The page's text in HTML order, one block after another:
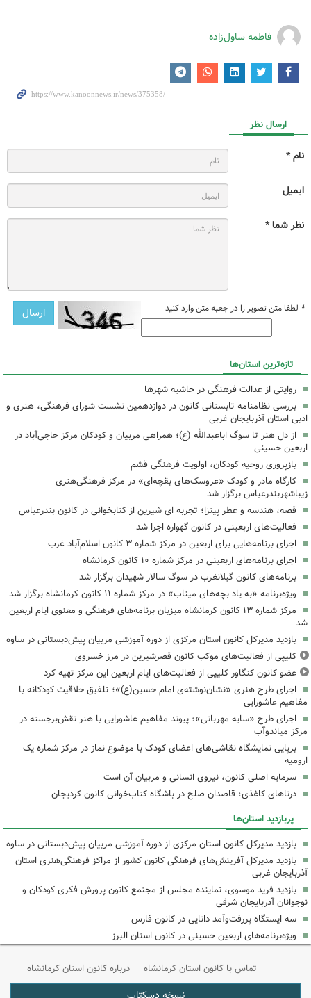
فاطمه ساول‌زاده
ارسال نظر
نام *
ایمیل
نظر شما *
* لطفا متن تصویر را در جعبه متن وارد کنید
تازه‌ترین استان‌ها
روایتی از عدالت فرهنگی در حاشیه شهرها
بررسی نظامنامه تابستانی کانون در دوازدهمین نشست شورای فرهنگی، هنری و
ادبی استان آذربایجان غربی
از دل هنر تا سوگ اباعبدالله (ع)؛ همراهی مربیان و کودکان مرکز حاجی‌آباد در
اربعین حسینی
بازپروری روحیه کودکان، اولویت فرهنگی قشم
کارگاه مادر و کودک «عروسک‌های بقچه‌ای» در مرکز فرهنگی‌هنری
زیباشهربندرعباس برگزار شد
قصه، هندسه و عطر پیتزا؛ تجربه ای شیرین از کتابخوانی در کانون بندرعباس
فعالیت‌های اربعینی در کانون گهواره اجرا شد
اجرای برنامه‌هایی برای اربعین در مرکز شماره ۳ کانون اسلام‌آباد غرب
اجرای برنامه‌های اربعینی در مرکز شماره ۱۰ کانون کرمانشاه
برنامه‌های کانون گیلانغرب در سوگ سالار شهیدان برگزار شد
ویژه‌برنامه «به یاد بچه‌های میناب» در مرکز شماره ۱۱ کانون کرمانشاه برگزار شد
مرکز شماره ۱۳ کانون کرمانشاه میزبان برنامه‌های فرهنگی و معنوی ایام اربعین
شد
بازدید مدیرکل کانون استان مرکزی از دوره آموزشی مربیان پیش‌دبستانی در ساوه
کلیپی از فعالیت‌های موکب کانون قصرشیرین در مرز خسروی
عضو کانون کنگاور کلیپی از فعالیت‌های ایام اربعین این مرکز تهیه کرد
اجرای طرح هنری «نشان‌نوشته‌ی امام حسین(ع)»؛ تلفیق خلاقیت کودکانه با
مفاهیم عاشورایی
اجرای طرح «سایه مهربانی»؛ پیوند مفاهیم عاشورایی با هنر نقش‌برجسته در
مرکز میاندوآب
برپایی نمایشگاه نقاشی‌های اعضای کودک با موضوع نماز در مرکز شماره یک
ارومیه
سرمایه اصلی کانون، نیروی انسانی و مربیان آن است
درناهای کاغذی؛ قاصدان صلح در باشگاه کتاب‌خوانی کانون کردیجان
پربازدید استان‌ها
بازدید مدیرکل کانون استان مرکزی از دوره آموزشی مربیان پیش‌دبستانی در ساوه
بازدید مدیرکل آفرینش‌های فرهنگی کانون کشور از مراکز فرهنگی‌هنری استان
آذربایجان غربی
بازدید فرید موسوی، نماینده مجلس از مجتمع کانون پرورش فکری کودکان و
نوجوانان آذربایجان شرقی
سه ایستگاه پررفت‌وآمد دانایی در کانون فارس
ویژه‌برنامه‌های اربعین حسینی در کانون استان البرز
تماس با کانون استان کرمانشاه درباره کانون استان کرمانشاه
نسخه دسکتاپ